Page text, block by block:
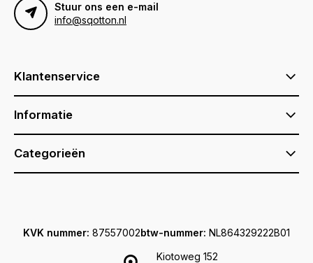
Stuur ons een e-mail
info@sqotton.nl
Klantenservice
Informatie
Categorieën
Kiotoweg 152
KVK nummer: 87557002btw-nummer: NL864329222B01